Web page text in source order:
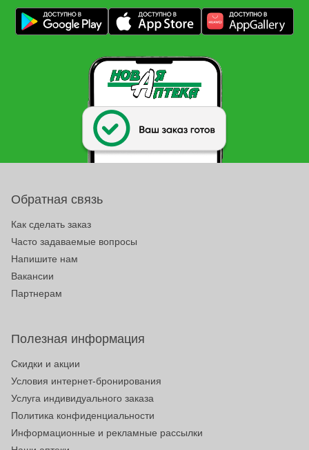
Обратная связь
Как сделать заказ
Часто задаваемые вопросы
Напишите нам
Вакансии
Партнерам
Полезная информация
Скидки и акции
Условия интернет-бронирования
Услуга индивидуального заказа
Политика конфиденциальности
Информационные и рекламные рассылки